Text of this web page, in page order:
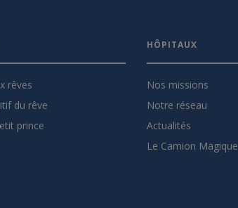
rêves
du rêve
prince
HÔPITAUX
Nos missions
Notre réseau
Actualités
Le Camion Magique